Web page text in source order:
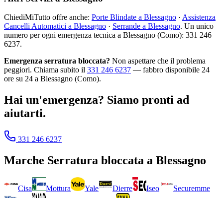
ChiediMiTutto offre anche: Porte Blindate a Blessagno · Assistenza
Cancelli Automatici a Blessagno · Serrande a Blessagno. Un unico
numero per ogni emergenza tecnica a Blessagno (Como): 331 246
6237.
Emergenza serratura bloccata? Non aspettare che il problema
peggiori. Chiama subito il 331 246 6237 — fabbro disponibile 24
ore su 24 a Blessagno (Como).
Hai un'emergenza? Siamo pronti ad
aiutarti.
331 246 6237
Marche Serratura bloccata a Blessagno
Cisa Mottura Yale Dierre Iseo
Securemme